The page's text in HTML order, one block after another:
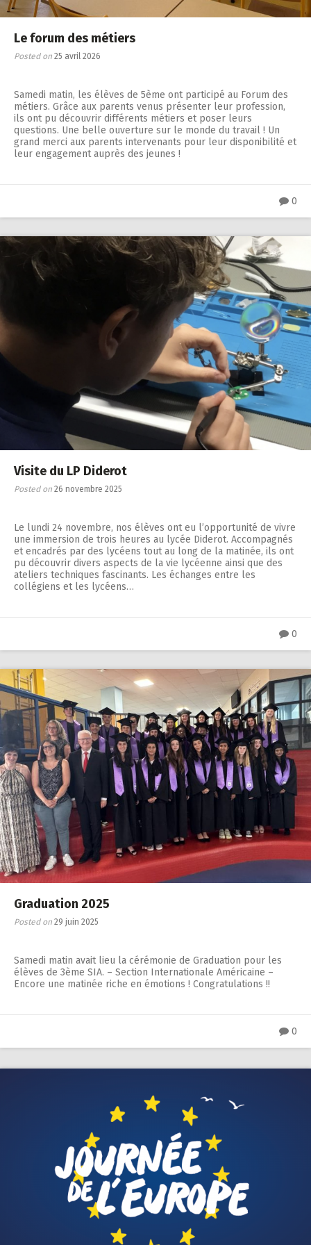
Le forum des métiers
Posted on 25 avril 2026
Samedi matin, les élèves de 5ème ont participé au Forum des
métiers. Grâce aux parents venus présenter leur profession,
ils ont pu découvrir différents métiers et poser leurs
questions. Une belle ouverture sur le monde du travail ! Un
grand merci aux parents intervenants pour leur disponibilité et
leur engagement auprès des jeunes !
0
Visite du LP Diderot
Posted on 26 novembre 2025
Le lundi 24 novembre, nos élèves ont eu l’opportunité de vivre
une immersion de trois heures au lycée Diderot. Accompagnés
et encadrés par des lycéens tout au long de la matinée, ils ont
pu découvrir divers aspects de la vie lycéenne ainsi que des
ateliers techniques fascinants. Les échanges entre les
collégiens et les lycéens…
0
Graduation 2025
Posted on 29 juin 2025
Samedi matin avait lieu la cérémonie de Graduation pour les
élèves de 3ème SIA. – Section Internationale Américaine –
Encore une matinée riche en émotions ! Congratulations !!
0